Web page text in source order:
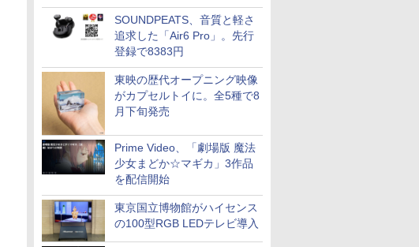
配信など。夏の特番・配信情
報
SOUNDPEATS、音質と軽さ
追求した「Air6 Pro」。先行
登録で8383円
東映の歴代オープニング映像
がカプセルトイに。全5種で8
月下旬発売
Prime Video、「劇場版 魔法
少女まどか☆マギカ」3作品
を配信開始
東京国立博物館がハイセンス
の100型RGB LEDテレビ導入